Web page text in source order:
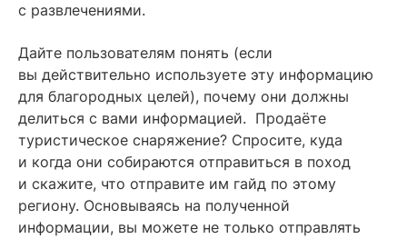
с развлечениями.
Дайте пользователям понять (если
вы действительно используете эту информацию
для благородных целей), почему они должны
делиться с вами информацией. Продаёте
туристическое снаряжение? Спросите, куда
и когда они собираются отправиться в поход
и скажите, что отправите им гайд по этому
региону. Основываясь на полученной
информации, вы можете не только отправлять